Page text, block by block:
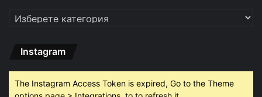
Категории
Instagram
The Instagram Access Token is expired, Go to the Theme